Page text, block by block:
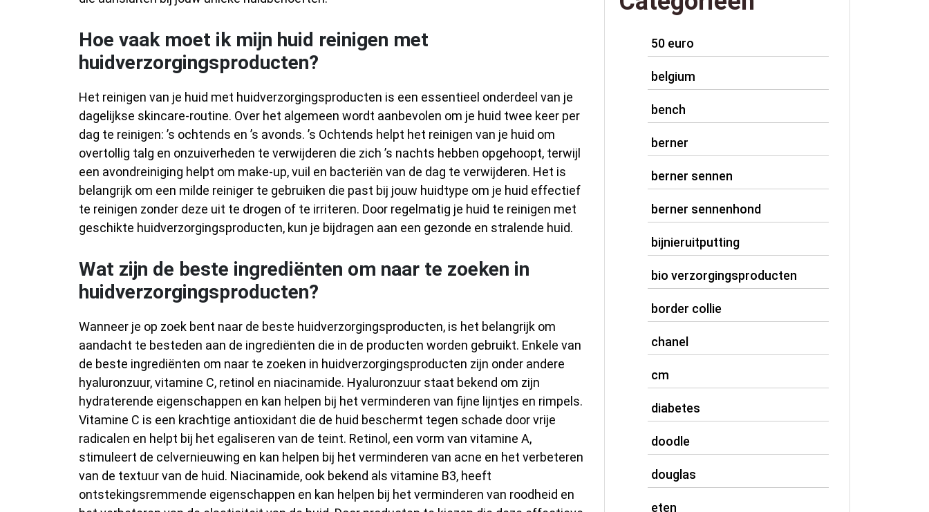
Hoe vaak moet ik mijn huid reinigen met
huidverzorgingsproducten?
Het reinigen van je huid met huidverzorgingsproducten is een essentieel onderdeel van je
dagelijkse skincare-routine. Over het algemeen wordt aanbevolen om je huid twee keer per
dag te reinigen: ’s ochtends en ’s avonds. ’s Ochtends helpt het reinigen van je huid om
overtollig talg en onzuiverheden te verwijderen die zich ’s nachts hebben opgehoopt, terwijl
een avondreiniging helpt om make-up, vuil en bacteriën van de dag te verwijderen. Het is
belangrijk om een milde reiniger te gebruiken die past bij jouw huidtype om je huid effectief
te reinigen zonder deze uit te drogen of te irriteren. Door regelmatig je huid te reinigen met
geschikte huidverzorgingsproducten, kun je bijdragen aan een gezonde en stralende huid.
Wat zijn de beste ingrediënten om naar te zoeken in
huidverzorgingsproducten?
Wanneer je op zoek bent naar de beste huidverzorgingsproducten, is het belangrijk om
aandacht te besteden aan de ingrediënten die in de producten worden gebruikt. Enkele van
de beste ingrediënten om naar te zoeken in huidverzorgingsproducten zijn onder andere
hyaluronzuur, vitamine C, retinol en niacinamide. Hyaluronzuur staat bekend om zijn
hydraterende eigenschappen en kan helpen bij het verminderen van fijne lijntjes en rimpels.
Vitamine C is een krachtige antioxidant die de huid beschermt tegen schade door vrije
radicalen en helpt bij het egaliseren van de teint. Retinol, een vorm van vitamine A,
stimuleert de celvernieuwing en kan helpen bij het verminderen van acne en het verbeteren
van de textuur van de huid. Niacinamide, ook bekend als vitamine B3, heeft
ontstekingsremmende eigenschappen en kan helpen bij het verminderen van roodheid en
50 euro
belgium
bench
berner
berner sennen
berner sennenhond
bijnieruitputting
bio verzorgingsproducten
border collie
chanel
cm
diabetes
doodle
douglas
eten